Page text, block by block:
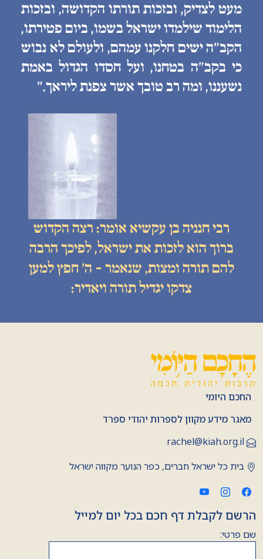
מעט לצדיק, ובזכות תורתו הקדושה, ובזכות
הלימוד שילמדו ישראל בשמו, ביום פטירתו,
הקב״ה ישים חלקנו עמהם, ולעולם לא נבוש
כי בקב״ה בטחנו, ועל חסדו הגדול באמת
נשעננו, ומה רב טובך אשר צפנת ליראך.״
רבי חנניה בן עקשיא אומר: רצה הקדוש
ברוך הוא לזכות את ישראל, לפיכך הרבה
להם תורה ומצות, שנאמר - ה׳ חפץ למען
צדקו יגדיל תורה ויאדיר:
החכם היומי
מאגר מידע מקוון לספרות יהודי ספרד
rachel@kiah.org.il
בית כל ישראל חברים, כפר הנוער מקווה ישראל
הרשם לקבלת דף חכם בכל יום למייל
שם פרטי: